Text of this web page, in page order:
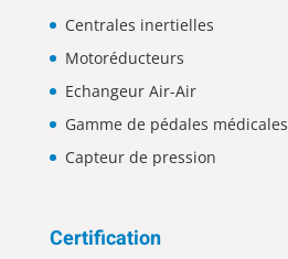
Centrales inertielles
Motoréducteurs
Echangeur Air-Air
Gamme de pédales médicales
Capteur de pression
Certification